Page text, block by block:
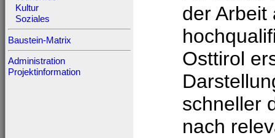
Kultur
Soziales
Baustein-Matrix
Administration
Projektinformation
der Arbeit
Osttirol
schneller
nach